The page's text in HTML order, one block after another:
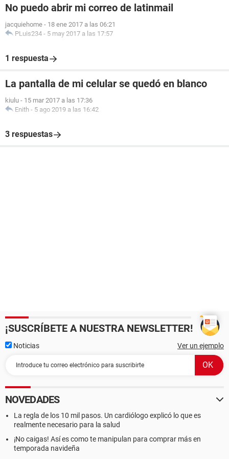
No puedo abrir mi correo de latinmail
jacquiehome - 18 ene 2017 a las 06:21
PLuis234 - 5 may 2017 a las 17:57
1 respuesta
La pantalla de mi celular se quedó en blanco
kiulu - 15 mar 2017 a las 17:36
Enith - 5 ago 2019 a las 16:42
3 respuestas
¡SUSCRÍBETE A NUESTRA NEWSLETTER!
Noticias Ver un ejemplo
NOVEDADES
La regla de los 10 mil pasos. Un cardiólogo explicó lo que es
realmente necesario para la salud
¡No caigas! Así es como te manipulan para comprar más en
temporada navideña